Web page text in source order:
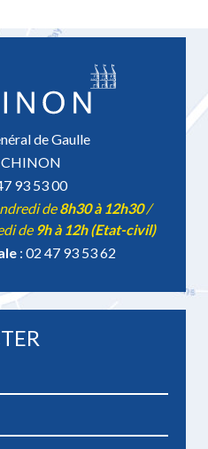
de Gaulle
93 53 00
de8h30 à 12h30/
de 9h à 12h (Etat-civil)
: 02 47 93 53 62